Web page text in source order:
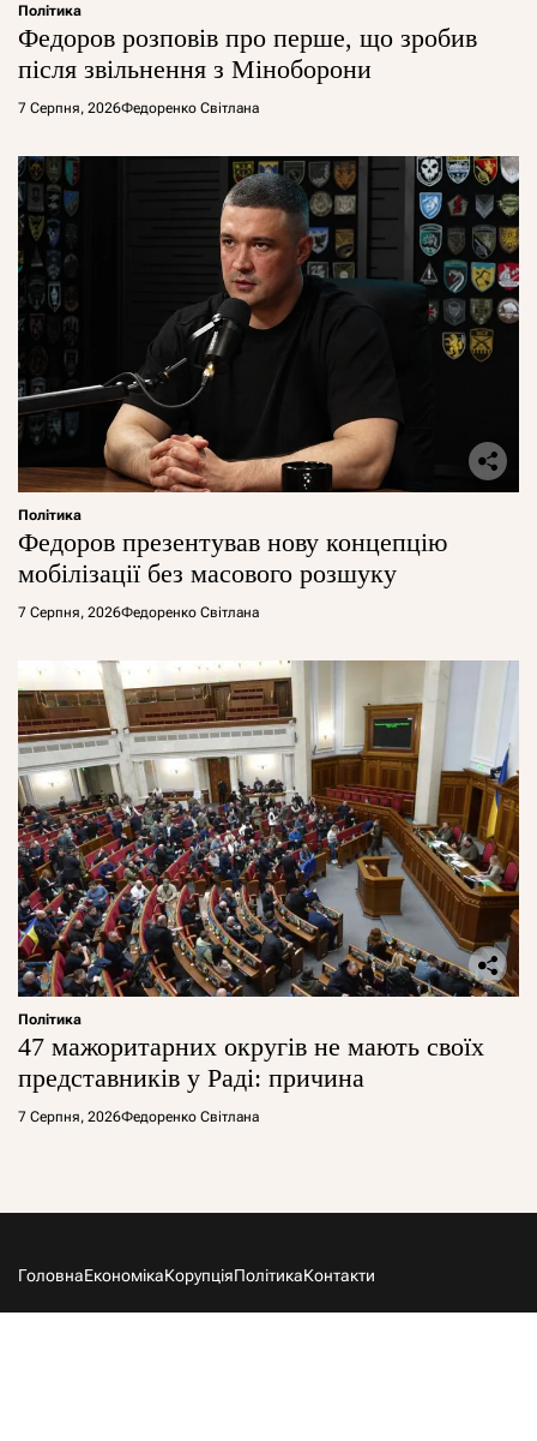
Політика
Федоров розповів про перше, що зробив
після звільнення з Міноборони
7 Серпня, 2026Федоренко Світлана
Політика
Федоров презентував нову концепцію
мобілізації без масового розшуку
7 Серпня, 2026Федоренко Світлана
Політика
47 мажоритарних округів не мають своїх
представників у Раді: причина
7 Серпня, 2026Федоренко Світлана
ГоловнаЕкономікаКорупціяПолітикаКонтакти